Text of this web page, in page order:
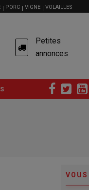
PORC VIGNE VOLAILLES
Petites
annonces